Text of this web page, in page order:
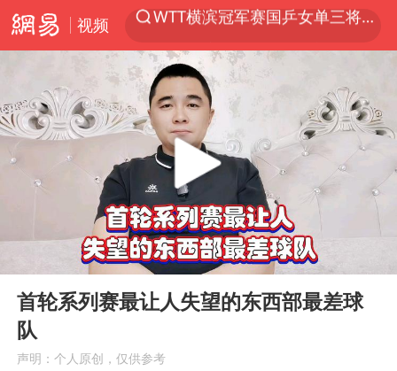
视频
光影经济撬动暑期消费新蓝海
新疆优化调整景区内自驾服务费
梁家辉：到内地拍戏不是北上是回归
茅台部分直营店飞天茅台提价
情侣在平潭拍日出时坠崖致一死一伤
几元成本的AI广告导致千万市值蒸发
Play
首轮系列赛最让人失望的东西部最差球
队
声明：个人原创，仅供参考